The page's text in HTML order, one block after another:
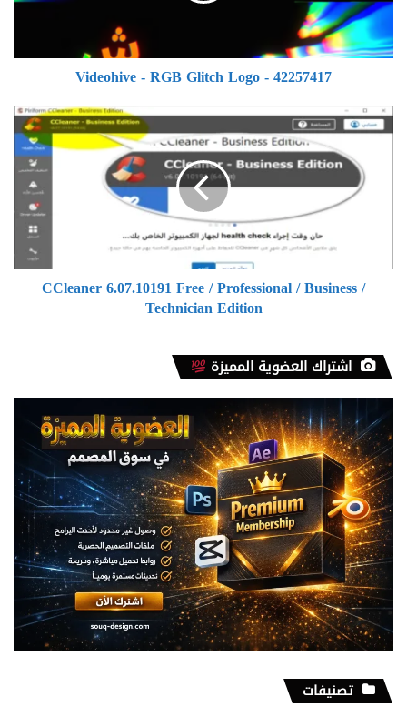
42257417
Videohive - RGB Glitch Logo - 42257417
CCleaner
6.07.10191
Professional
Technician
Edition
CCleaner 6.07.10191 Free / Professional / Business /
Technician Edition
اشتراك العضوية المميزة
تصنيفات